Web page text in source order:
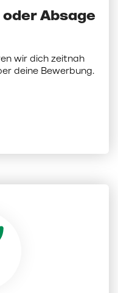
Absage
wir dich zeitnah
deine Bewerbung.